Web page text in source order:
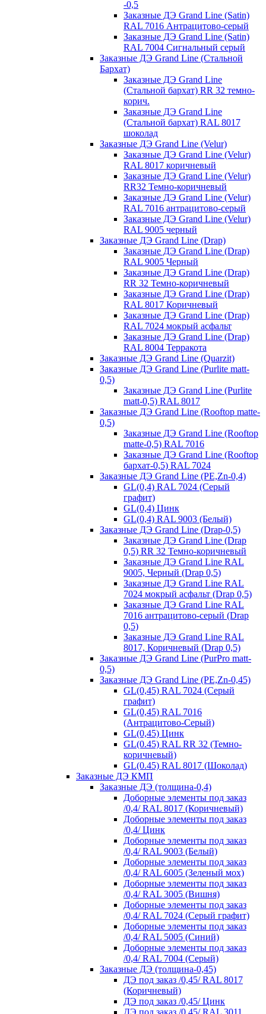
-0,5
Заказные ДЭ Grand Line (Satin)
RAL 7016 Антрацитово-серый
Заказные ДЭ Grand Line (Satin)
RAL 7004 Сигнальный серый
Заказные ДЭ Grand Line (Стальной
Бархат)
Заказные ДЭ Grand Line
(Стальной бархат) RR 32 темно-
корич.
Заказные ДЭ Grand Line
(Стальной бархат) RAL 8017
шоколад
Заказные ДЭ Grand Line (Velur)
Заказные ДЭ Grand Line (Velur)
RAL 8017 коричневый
Заказные ДЭ Grand Line (Velur)
RR32 Темно-коричневый
Заказные ДЭ Grand Line (Velur)
RAL 7016 антрацитово-серый
Заказные ДЭ Grand Line (Velur)
RAL 9005 черный
Заказные ДЭ Grand Line (Drap)
Заказные ДЭ Grand Line (Drap)
RAL 9005 Черный
Заказные ДЭ Grand Line (Drap)
RR 32 Темно-коричневый
Заказные ДЭ Grand Line (Drap)
RAL 8017 Коричневый
Заказные ДЭ Grand Line (Drap)
RAL 7024 мокрый асфальт
Заказные ДЭ Grand Line (Drap)
RAL 8004 Терракота
Заказные ДЭ Grand Line (Quarzit)
Заказные ДЭ Grand Line (Purlite matt-
0,5)
Заказные ДЭ Grand Line (Purlite
matt-0,5) RAL 8017
Заказные ДЭ Grand Line (Rooftop matte-
0,5)
Заказные ДЭ Grand Line (Rooftop
matte-0,5) RAL 7016
Заказные ДЭ Grand Line (Rooftop
бархат-0,5) RAL 7024
Заказные ДЭ Grand Line (PE,Zn-0,4)
GL(0,4) RAL 7024 (Серый
графит)
GL(0,4) Цинк
GL(0,4) RAL 9003 (Белый)
Заказные ДЭ Grand Line (Drap-0,5)
Заказные ДЭ Grand Line (Drap
0,5) RR 32 Темно-коричневый
Заказные ДЭ Grand Line RAL
9005, Черный (Drap 0,5)
Заказные ДЭ Grand Line RAL
7024 мокрый асфальт (Drap 0,5)
Заказные ДЭ Grand Line RAL
7016 антрацитово-серый (Drap
0,5)
Заказные ДЭ Grand Line RAL
8017, Коричневый (Drap 0,5)
Заказные ДЭ Grand Line (PurPro matt-
0,5)
Заказные ДЭ Grand Line (PE,Zn-0,45)
GL(0,45) RAL 7024 (Серый
графит)
GL(0,45) RAL 7016
(Антрацитово-Серый)
GL(0,45) Цинк
GL(0.45) RAL RR 32 (Темно-
коричневый)
GL(0.45) RAL 8017 (Шоколад)
Заказные ДЭ КМП
Заказные ДЭ (толщина-0,4)
Доборные элементы под заказ
/0,4/ RAL 8017 (Коричневый)
Доборные элементы под заказ
/0,4/ Цинк
Доборные элементы под заказ
/0,4/ RAL 9003 (Белый)
Доборные элементы под заказ
/0,4/ RAL 6005 (Зеленый мох)
Доборные элементы под заказ
/0,4/ RAL 3005 (Вишня)
Доборные элементы под заказ
/0,4/ RAL 7024 (Серый графит)
Доборные элементы под заказ
/0,4/ RAL 5005 (Синий)
Доборные элементы под заказ
/0,4/ RAL 7004 (Серый)
Заказные ДЭ (толщина-0,45)
ДЭ под заказ /0,45/ RAL 8017
(Коричневый)
ДЭ под заказ /0,45/ Цинк
ДЭ под заказ /0,45/ RAL 3011